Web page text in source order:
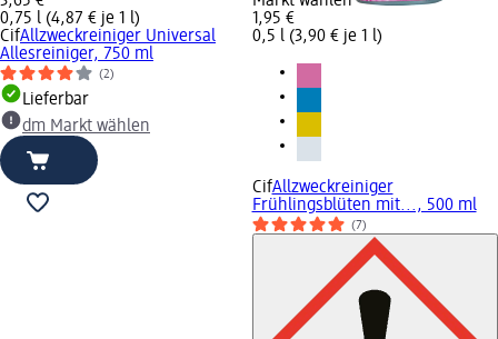
0,75 l (4,87 € je 1 l)
CifAllzweckreiniger Universal
Allesreiniger, 750 ml
(2)
Lieferbar
dm Markt wählen
1,95 €
0,5 l (3,90 € je 1 l)
CifAllzweckreiniger
Frühlingsblüten mit..., 500 ml
(7)